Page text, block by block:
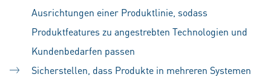
Ausrichtungen einer Produktlinie, sodass
Produktfeatures zu angestrebten Technologien und
Kundenbedarfen passen
Sicherstellen, dass Produkte in mehreren Systemen